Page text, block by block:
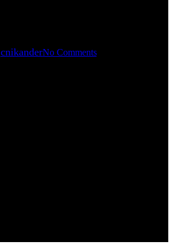
cnikanderNo Comments